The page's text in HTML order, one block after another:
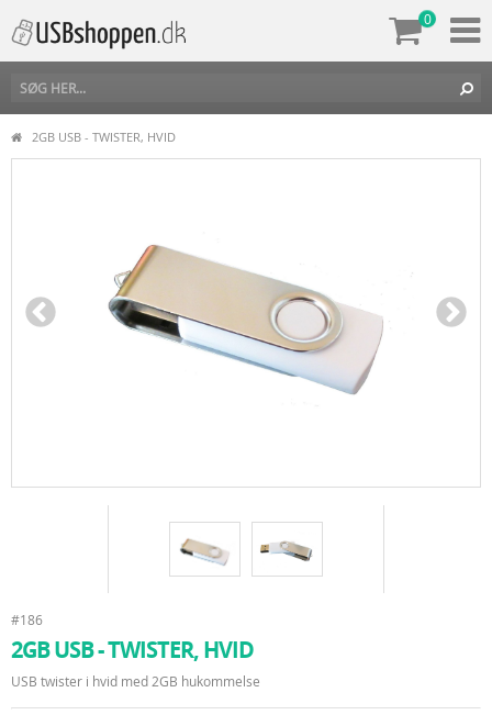
0
2GB USB - TWISTER, HVID
#186
2GB USB - TWISTER, HVID
USB twister i hvid med 2GB hukommelse